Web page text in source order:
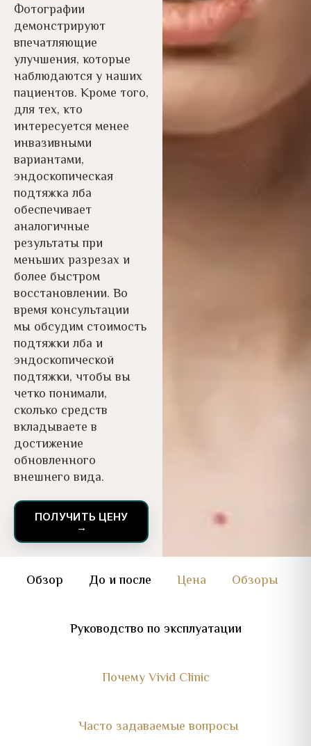
Фотографии
демонстрируют
впечатляющие
улучшения, которые
наблюдаются у наших
пациентов. Кроме того,
для тех, кто
интересуется менее
инвазивными
вариантами,
эндоскопическая
подтяжка лба
обеспечивает
аналогичные
результаты при
меньших разрезах и
более быстром
восстановлении. Во
время консультации
мы обсудим стоимость
подтяжки лба и
эндоскопической
подтяжки, чтобы вы
четко понимали,
сколько средств
вкладываете в
достижение
обновленного
внешнего вида.
ПОЛУЧИТЬ ЦЕНУ
→
Обзор До и после Цена Обзоры
Руководство по эксплуатации
Почему Vivid Clinic
Часто задаваемые вопросы